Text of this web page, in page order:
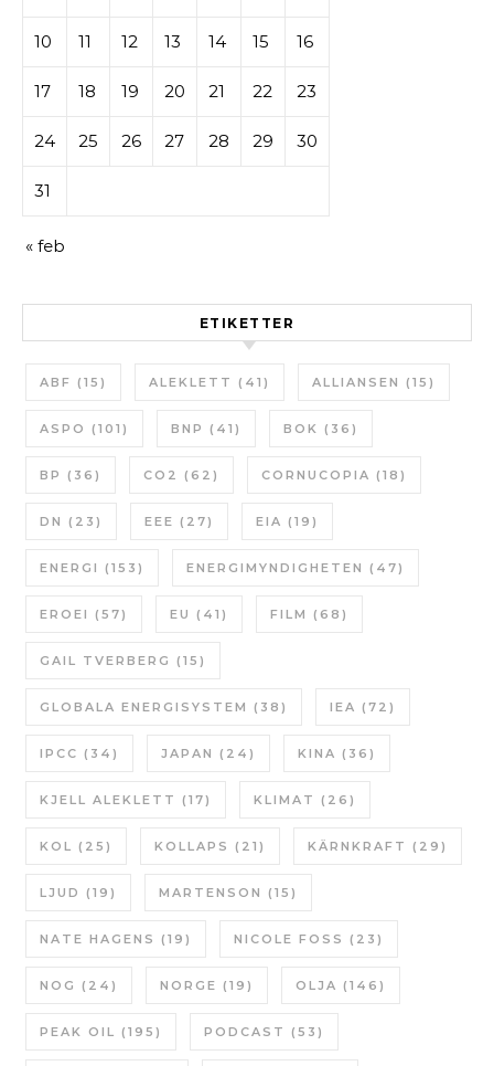
10 11 12 13 14 15 16
17 18 19 20 21 22 23
24 25 26 27 28 29 30
31
« feb
ETIKETTER
ABF (15) ALEKLETT (41) ALLIANSEN (15)
ASPO (101) BNP (41) BOK (36)
BP (36) CO2 (62) CORNUCOPIA (18)
DN (23) EEE (27) EIA (19)
ENERGI (153) ENERGIMYNDIGHETEN (47)
EROEI (57) EU (41) FILM (68)
GAIL TVERBERG (15)
GLOBALA ENERGISYSTEM (38) IEA (72)
IPCC (34) JAPAN (24) KINA (36)
KJELL ALEKLETT (17) KLIMAT (26)
KOL (25) KOLLAPS (21) KÄRNKRAFT (29)
LJUD (19) MARTENSON (15)
NATE HAGENS (19) NICOLE FOSS (23)
NOG (24) NORGE (19) OLJA (146)
PEAK OIL (195) PODCAST (53)